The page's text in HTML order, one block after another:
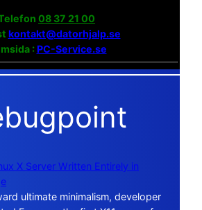
08 37 21 00
kontakt@datorhjalp.se
:PC-Service.se
X Server Written Entirely in
ultimate minimalism, developer